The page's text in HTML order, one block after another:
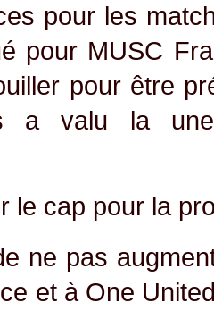
pour les
pour MUSC
pour être
a valu la
le cap pour la
ne pas
et à One